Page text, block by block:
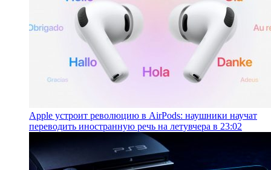
Apple устроит революцию в AirPods: наушники научат
переводить иностранную речь на летувчера в 23:02